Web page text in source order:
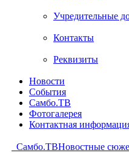
Учредительные
Контакты
Реквизиты
Новости
События
Самбо.ТВ
Фотогалерея
Контактная
Самбо.ТВНовостные